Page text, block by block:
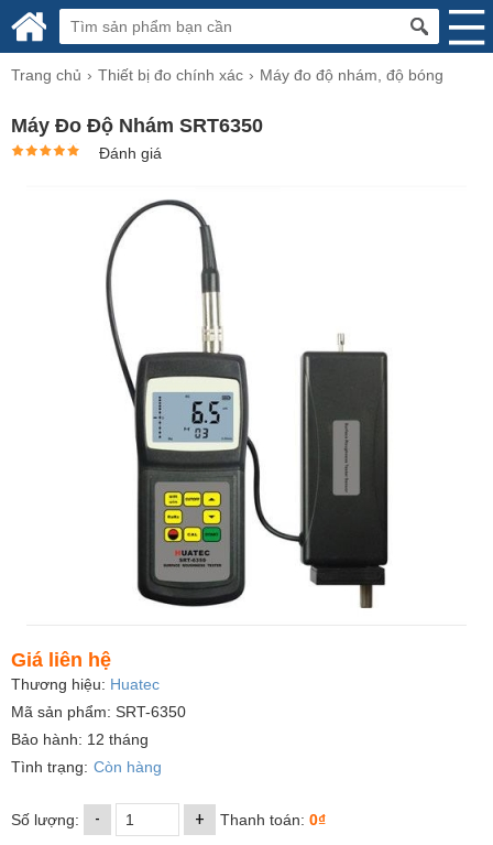
Trang chủ Thiết bị đo chính xác Máy đo độ nhám, độ bóng
Máy Đo Độ Nhám SRT6350
Đánh giá
Giá liên hệ
Thương hiệu: Huatec
Mã sản phẩm: SRT-6350
Bảo hành: 12 tháng
Tình trạng: Còn hàng
Số lượng: - + Thanh toán: 0₫